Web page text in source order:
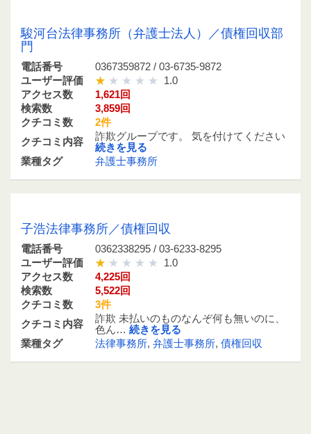
駿河台法律事務所（弁護士法人）／債権回収部
門
電話番号
0367359872 / 03-6735-9872
ユーザー評価
1.0
アクセス数
1,621回
検索数
3,859回
クチコミ数
2件
クチコミ内容
詐欺グループです。 気を付けてください
続きを見る
業種タグ
弁護士事務所
子浩法律事務所／債権回収
電話番号
0362338295 / 03-6233-8295
ユーザー評価
1.0
アクセス数
4,225回
検索数
5,522回
クチコミ数
3件
クチコミ内容
詐欺 未払いのものなんぞ何も無いのに、
色ん… 続きを見る
業種タグ
法律事務所, 弁護士事務所, 債権回収